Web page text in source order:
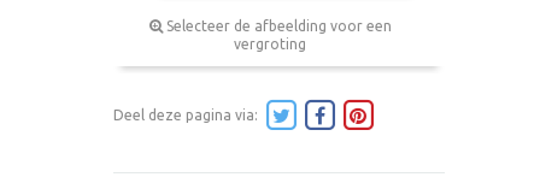
Selecteer de afbeelding voor een
vergroting
Deel deze pagina via: